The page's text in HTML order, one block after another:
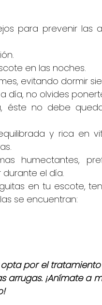
para prevenir las
en las noches.
evitando dormir
día, no olvides
éste no debe
y rica en
humectantes,
el día.
en tu escote,
se encuentran:
por el
arrugas. ¡Anímate a